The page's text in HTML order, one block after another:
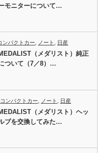
モニターについて…
ンパクトカー ノート 日産
（メダリスト）純正
ついて（7／8）…
コンパクトカー ノート 日産
（メダリスト）ヘッ
ブを交換してみた…